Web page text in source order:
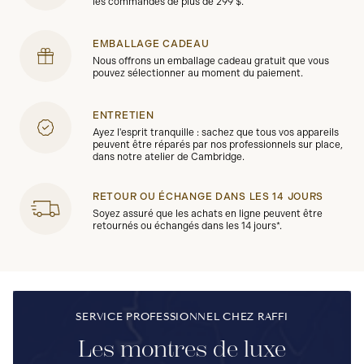
EMBALLAGE CADEAU
Nous offrons un emballage cadeau gratuit que vous
pouvez sélectionner au moment du paiement.
ENTRETIEN
Ayez l'esprit tranquille : sachez que tous vos appareils
peuvent être réparés par nos professionnels sur place,
dans notre atelier de Cambridge.
RETOUR OU ÉCHANGE DANS LES 14 JOURS
Soyez assuré que les achats en ligne peuvent être
retournés ou échangés dans les 14 jours*.
SERVICE PROFESSIONNEL CHEZ RAFFI
Les montres de luxe